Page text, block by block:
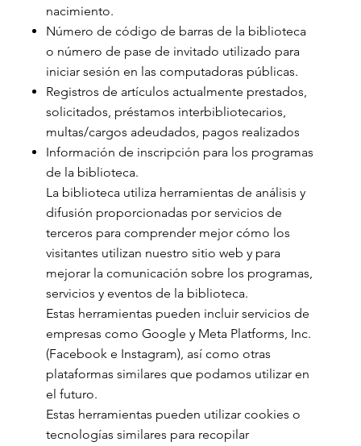
nacimiento.
Número de código de barras de la biblioteca
o número de pase de invitado utilizado para
iniciar sesión en las computadoras públicas.
Registros de artículos actualmente prestados,
solicitados, préstamos interbibliotecarios,
multas/cargos adeudados, pagos realizados
Información de inscripción para los programas
de la biblioteca.
La biblioteca utiliza herramientas de análisis y
difusión proporcionadas por servicios de
terceros para comprender mejor cómo los
visitantes utilizan nuestro sitio web y para
mejorar la comunicación sobre los programas,
servicios y eventos de la biblioteca.
Estas herramientas pueden incluir servicios de
empresas como Google y Meta Platforms, Inc.
(Facebook e Instagram), así como otras
plataformas similares que podamos utilizar en
el futuro.
Estas herramientas pueden utilizar cookies o
tecnologías similares para recopilar